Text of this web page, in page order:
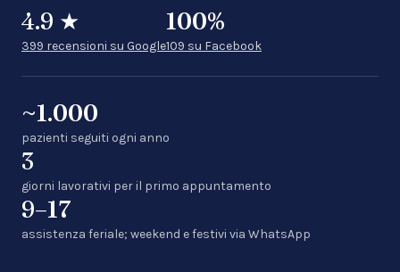
4.9 ★
399 recensioni su Google
100%
109 su Facebook
~1.000
pazienti seguiti ogni anno
3
giorni lavorativi per il primo appuntamento
9–17
assistenza feriale; weekend e festivi via WhatsApp